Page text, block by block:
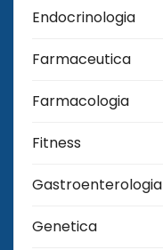
Endocrinologia
Farmaceutica
Farmacologia
Fitness
Gastroenterologia
Genetica